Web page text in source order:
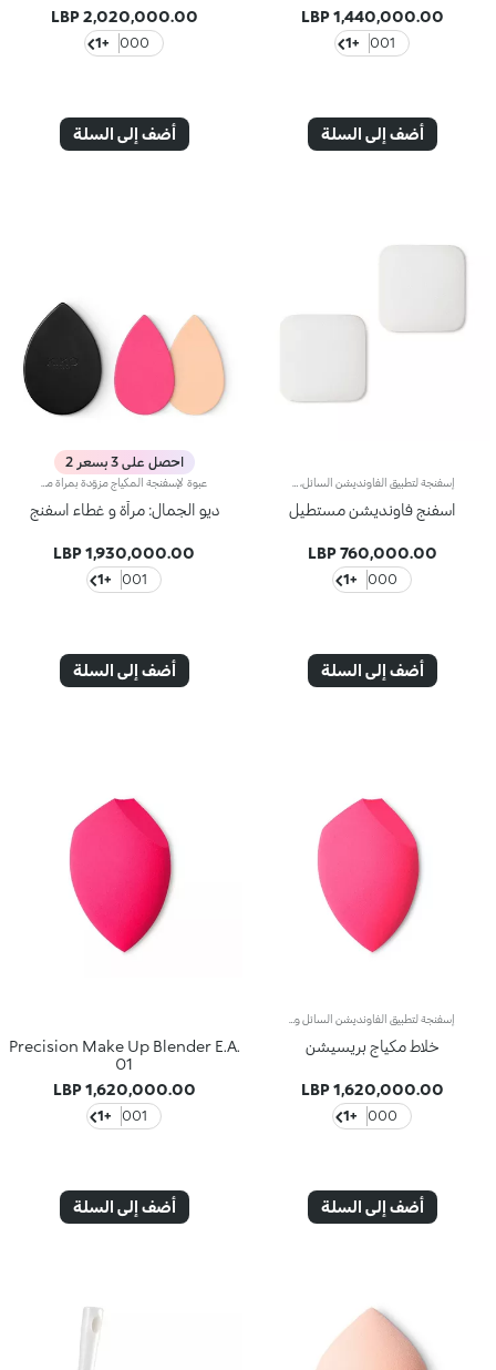
1,440,000.00 LBP
001
+1
أضف إلى السلة
2,020,000.00 LBP
000
+1
أضف إلى السلة
اسفنج فاونديشن مستطيل
760,000.00 LBP
000
+1
أضف إلى السلة
احصل على 3 بسعر 2
ديو الجمال: مرآة و غطاء اسفنج
1,930,000.00 LBP
001
+1
أضف إلى السلة
خلاط مكياج بريسيشن
1,620,000.00 LBP
000
+1
أضف إلى السلة
Precision Make Up Blender E.A.
01
1,620,000.00 LBP
001
+1
أضف إلى السلة